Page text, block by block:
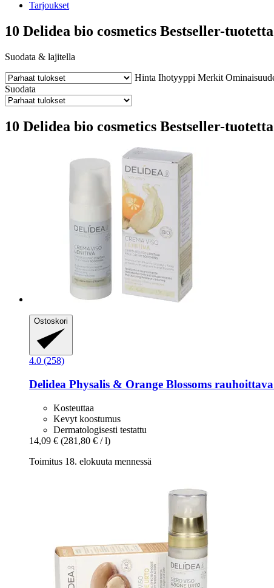
Tarjoukset
10 Delidea bio cosmetics Bestseller-
Suodata & lajitella
Hinta Ihotyyppi Merkit
Suodata
10 Delidea bio cosmetics Bestseller-
Ostoskori
4.0 (258)
Delidea Physalis & Orange Blossoms
Kosteuttaa
Kevyt koostumus
Dermatologisesti testattu
14,09 € (281,80 € / l)
Toimitus 18. elokuuta mennessä